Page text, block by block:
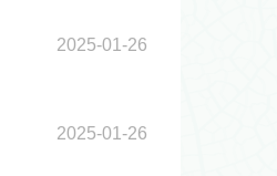
2025-01-26
2025-01-26